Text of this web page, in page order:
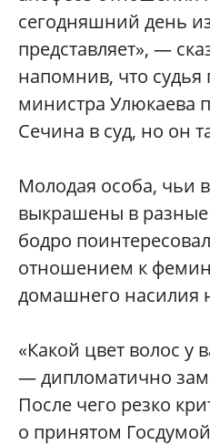
сегодняшний день
представляет», —
напомнив, что судья
министра Улюкаева
Сечина в суд, но он
Молодая особа, чьи
выкрашены в разные
бодро
отношением к
домашнего
«Какой цвет волос у
— дипломатично
После чего резко
о принятом